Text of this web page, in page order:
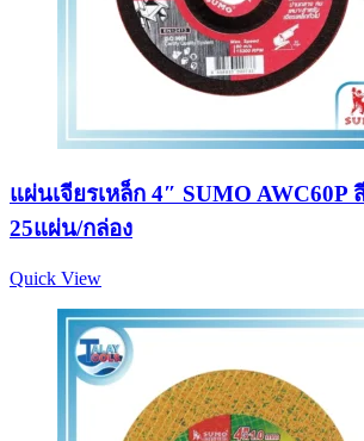
แผ่นเจียรเหล็ก 4″ SUMO AWC60P
25แผ่น/กล่อง
Quick View